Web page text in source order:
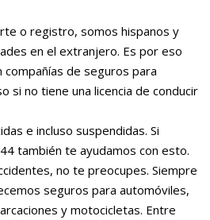
o registro, somos hispanos y
en el extranjero. Es por eso
de seguros para
si no tiene una licencia de conducir
e incluso suspendidas. Si
también te ayudamos con esto.
no te preocupes. Siempre
seguros para automóviles,
y motocicletas. Entre